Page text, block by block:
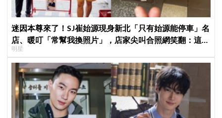
迷因本尊來了！SJ崔始源現身新北「只有始源能停車」名
店、暖叮「常幫我換照片」，店家尖叫合照網笑翻：這輩
子不能脫粉了
明星